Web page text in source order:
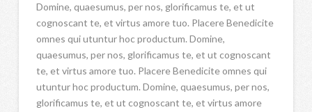
Domine, quaesumus, per nos, glorificamus te, et ut
cognoscant te, et virtus amore tuo. Placere Benedicite
omnes qui utuntur hoc productum. Domine,
quaesumus, per nos, glorificamus te, et ut cognoscant
te, et virtus amore tuo. Placere Benedicite omnes qui
utuntur hoc productum. Domine, quaesumus, per nos,
glorificamus te, et ut cognoscant te, et virtus amore